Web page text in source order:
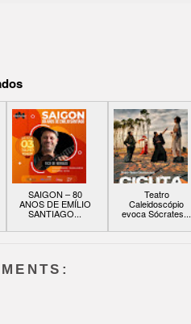
SAIGON – 80
ANOS DE EMÍLIO
SANTIAGO...
Teatro
Caleidoscópio
evoca Sócrates...